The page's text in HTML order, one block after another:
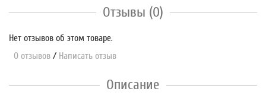
Отзывы (0)
Нет отзывов об этом товаре.
0 отзывов / Написать отзыв
Описание